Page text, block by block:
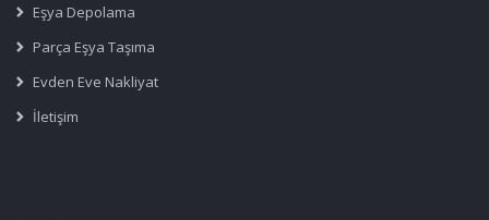
Eşya Depolama
Parça Eşya Taşıma
Evden Eve Nakliyat
İletişim